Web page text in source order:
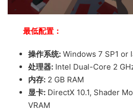
最低配置：
操作系统: Windows 7 SP1 or
处理器: Intel Dual-Core 2
内存: 2 GB RAM
显卡: DirectX 10.1, Shader
VRAM